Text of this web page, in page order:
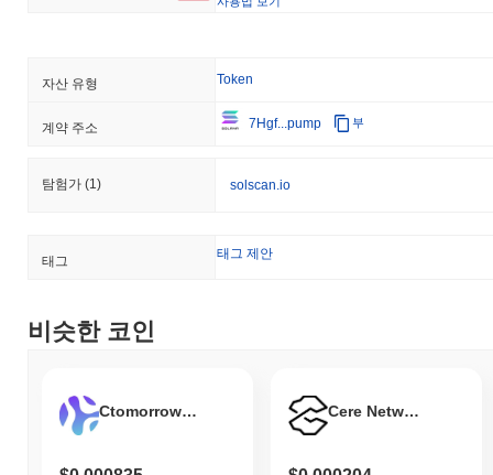
자산 유형 Token
계약 주소 7Hgf...pump 부
탐험가 (1) solscan.io
태그 태그 제안
비슷한 코인
Ctomorrow Platform Cere Network